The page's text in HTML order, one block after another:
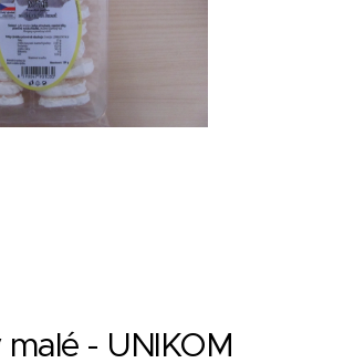
malé - UNIKOM